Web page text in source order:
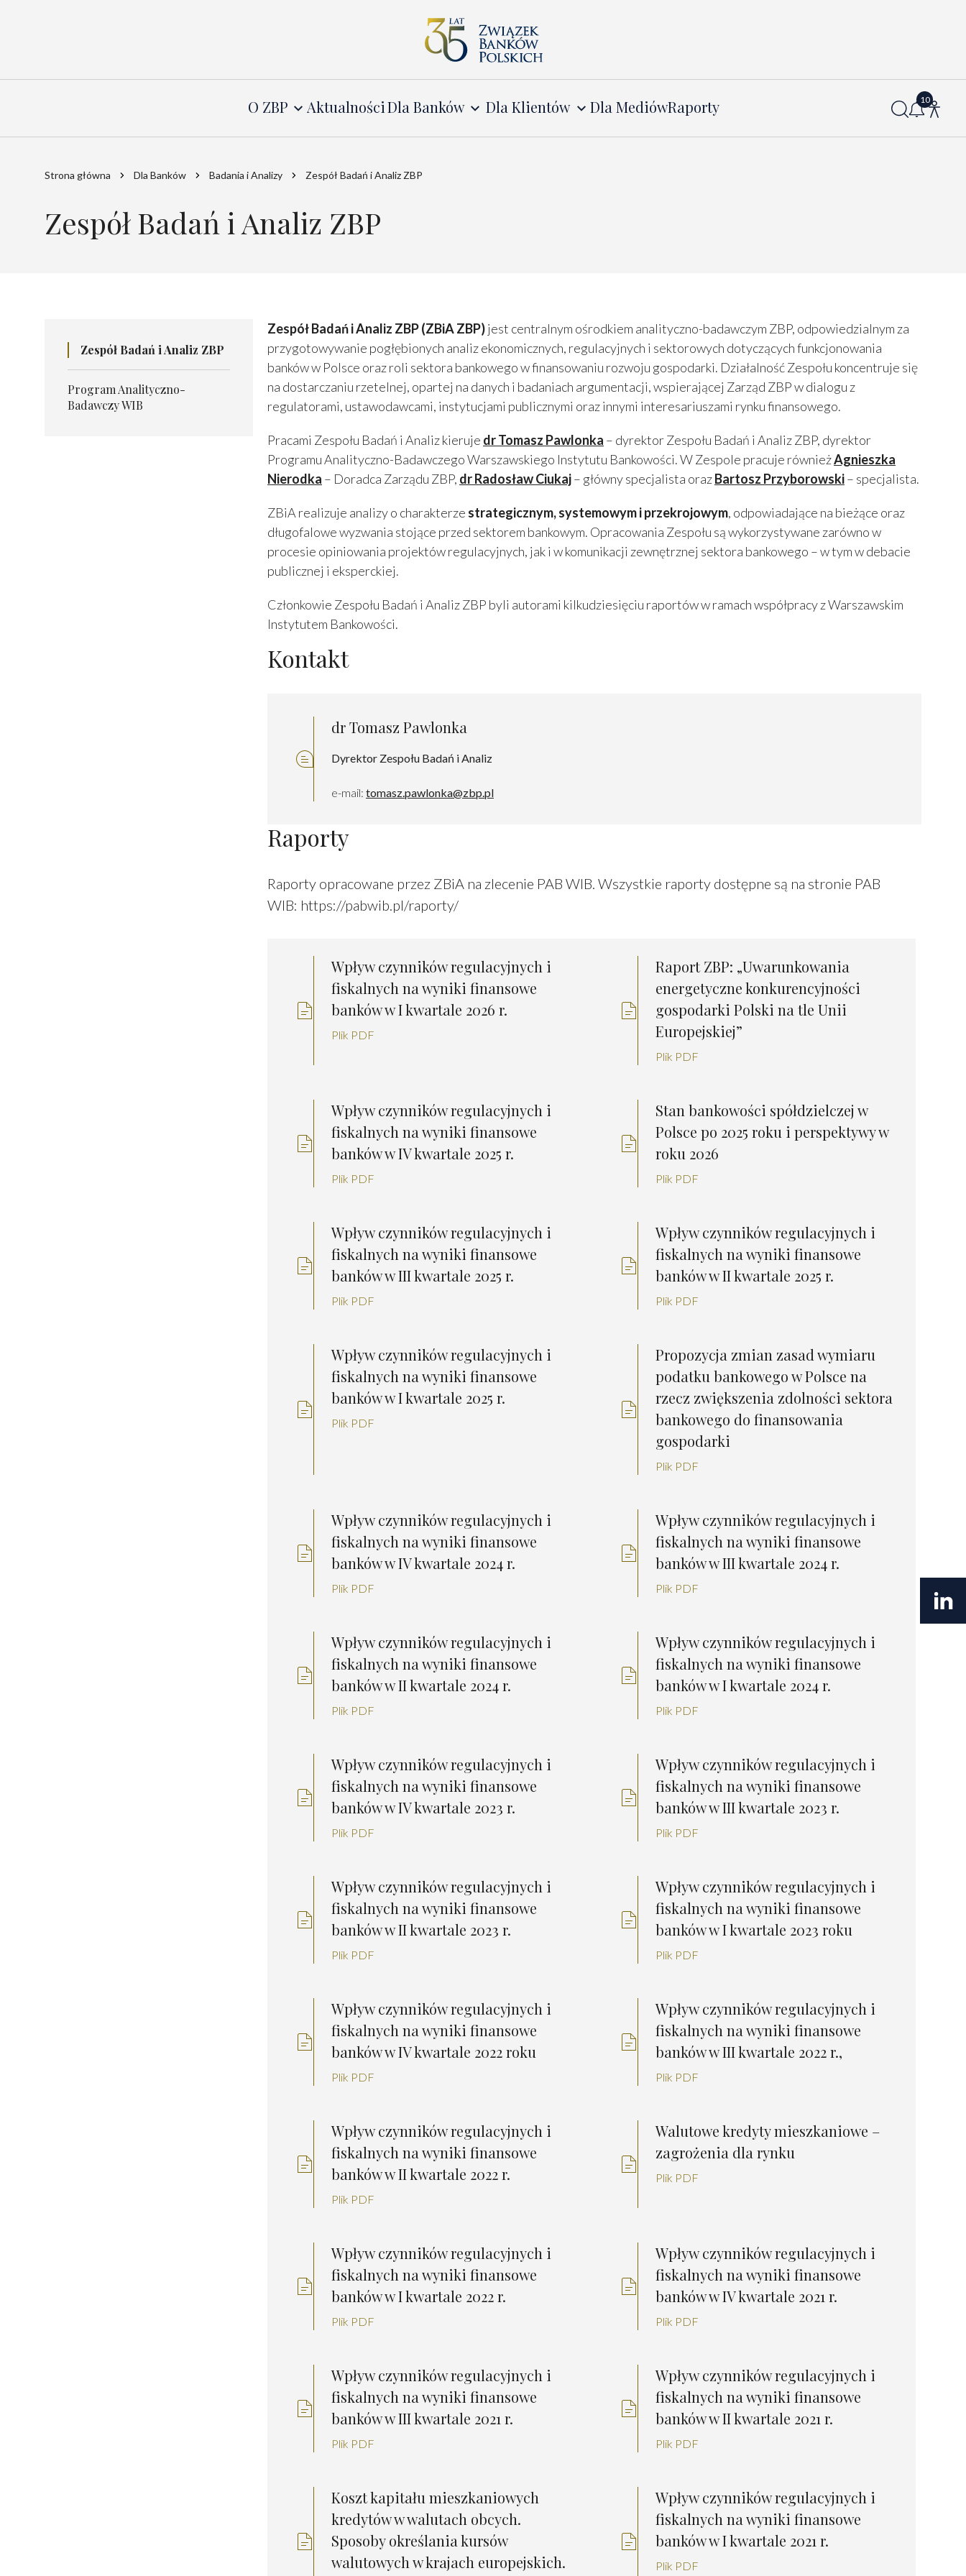
O ZBP AktualnościDla Banków Dla Klientów Dla MediówRaporty
Strona główna Dla Banków Badania i Analizy Zespół Badań i Analiz ZBP
Zespół Badań i Analiz ZBP
Zespół Badań i Analiz ZBP
Program Analityczno-
Badawczy WIB
Zespół Badań i Analiz ZBP (ZBiA ZBP)jest centralnym ośrodkiem analityczno-badawczym ZBP, odpowiedzialnym za
przygotowywanie pogłębionych analiz ekonomicznych, regulacyjnych i sektorowych dotyczących funkcjonowania
banków w Polsce oraz roli sektora bankowego w finansowaniu rozwoju gospodarki. Działalność Zespołu koncentruje się
na dostarczaniu rzetelnej, opartej na danych i badaniach argumentacji, wspierającej Zarząd ZBP w dialogu z
regulatorami, ustawodawcami, instytucjami publicznymi oraz innymi interesariuszami rynku finansowego.
Pracami Zespołu Badań i Analiz kieruje dr Tomasz Pawlonka – dyrektor Zespołu Badań i Analiz ZBP, dyrektor
Programu Analityczno-Badawczego Warszawskiego Instytutu Bankowości. W Zespole pracuje równieżAgnieszka
Nierodka – Doradca Zarządu ZBP, dr Radosław Ciukaj– główny specjalista orazBartosz Przyborowski– specjalista.
ZBiA realizuje analizy o charakterze strategicznym, systemowym i przekrojowym, odpowiadające na bieżące oraz
długofalowe wyzwania stojące przed sektorem bankowym. Opracowania Zespołu są wykorzystywane zarówno w
procesie opiniowania projektów regulacyjnych, jak i w komunikacji zewnętrznej sektora bankowego – w tym w debacie
publicznej i eksperckiej.
Członkowie Zespołu Badań i Analiz ZBP byli autorami kilkudziesięciu raportów w ramach współpracy z Warszawskim
Instytutem Bankowości.
Kontakt
dr Tomasz Pawlonka
Dyrektor Zespołu Badań i Analiz
e-mail: tomasz.pawlonka@zbp.pl
Raporty
Raporty opracowane przez ZBiA na zlecenie PAB WIB. Wszystkie raporty dostępne są na stronie PAB
WIB: https://pabwib.pl/raporty/
Wpływ czynników regulacyjnych i
fiskalnych na wyniki finansowe
banków w I kwartale 2026 r.
Plik PDF
Raport ZBP: „Uwarunkowania
energetyczne konkurencyjności
gospodarki Polski na tle Unii
Europejskiej”
Plik PDF
Wpływ czynników regulacyjnych i
fiskalnych na wyniki finansowe
banków w IV kwartale 2025 r.
Plik PDF
Stan bankowości spółdzielczej w
Polsce po 2025 roku i perspektywy w
roku 2026
Plik PDF
Wpływ czynników regulacyjnych i
fiskalnych na wyniki finansowe
banków w III kwartale 2025 r.
Plik PDF
Wpływ czynników regulacyjnych i
fiskalnych na wyniki finansowe
banków w II kwartale 2025 r.
Plik PDF
Wpływ czynników regulacyjnych i
fiskalnych na wyniki finansowe
banków w I kwartale 2025 r.
Plik PDF
Propozycja zmian zasad wymiaru
podatku bankowego w Polsce na
rzecz zwiększenia zdolności sektora
bankowego do finansowania
gospodarki
Plik PDF
Wpływ czynników regulacyjnych i
fiskalnych na wyniki finansowe
banków w IV kwartale 2024 r.
Plik PDF
Wpływ czynników regulacyjnych i
fiskalnych na wyniki finansowe
banków w III kwartale 2024 r.
Plik PDF
Wpływ czynników regulacyjnych i
fiskalnych na wyniki finansowe
banków w II kwartale 2024 r.
Plik PDF
Wpływ czynników regulacyjnych i
fiskalnych na wyniki finansowe
banków w I kwartale 2024 r.
Plik PDF
Wpływ czynników regulacyjnych i
fiskalnych na wyniki finansowe
banków w IV kwartale 2023 r.
Plik PDF
Wpływ czynników regulacyjnych i
fiskalnych na wyniki finansowe
banków w III kwartale 2023 r.
Plik PDF
Wpływ czynników regulacyjnych i
fiskalnych na wyniki finansowe
banków w II kwartale 2023 r.
Plik PDF
Wpływ czynników regulacyjnych i
fiskalnych na wyniki finansowe
banków w I kwartale 2023 roku
Plik PDF
Wpływ czynników regulacyjnych i
fiskalnych na wyniki finansowe
banków w IV kwartale 2022 roku
Plik PDF
Wpływ czynników regulacyjnych i
fiskalnych na wyniki finansowe
banków w III kwartale 2022 r.,
Plik PDF
Wpływ czynników regulacyjnych i
fiskalnych na wyniki finansowe
banków w II kwartale 2022 r.
Plik PDF
Walutowe kredyty mieszkaniowe –
zagrożenia dla rynku
Plik PDF
Wpływ czynników regulacyjnych i
fiskalnych na wyniki finansowe
banków w I kwartale 2022 r.
Plik PDF
Wpływ czynników regulacyjnych i
fiskalnych na wyniki finansowe
banków w IV kwartale 2021 r.
Plik PDF
Wpływ czynników regulacyjnych i
fiskalnych na wyniki finansowe
banków w III kwartale 2021 r.
Plik PDF
Wpływ czynników regulacyjnych i
fiskalnych na wyniki finansowe
banków w II kwartale 2021 r.
Plik PDF
Koszt kapitału mieszkaniowych
kredytów w walutach obcych.
Sposoby określania kursów
walutowych w krajach europejskich.
Wpływ czynników regulacyjnych i
fiskalnych na wyniki finansowe
banków w I kwartale 2021 r.
Plik PDF